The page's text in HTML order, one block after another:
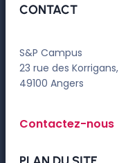
CONTACT
S&P Campus
23 rue des Korrigans,
49100 Angers
Contactez-nous